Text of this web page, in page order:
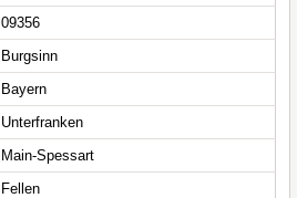
09356
Burgsinn
Bayern
Unterfranken
Main-Spessart
Fellen